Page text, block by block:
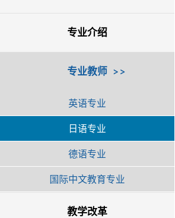
专业介绍
专业教师
英语专业
日语专业
德语专业
国际中文教育专业
教学改革